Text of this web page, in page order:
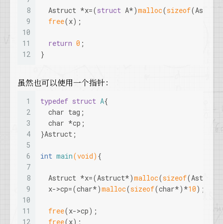
8
9
10
11
12
  Astruct *x=(
struct A*)malloc(sizeof
free(x);
return 0 ;
}
虽然也可以使用一个指针：
1
2
3
4
5
6
7
8
9
10
11
12
typedef struct A{
char tag;
char *cp;
}Astruct;
int main(void) {
  Astruct *x=(Astruct*)
malloc(sizeof
  x->cp=(
char*)malloc(sizeof(char*)*10);
free(x->cp);
free(x);